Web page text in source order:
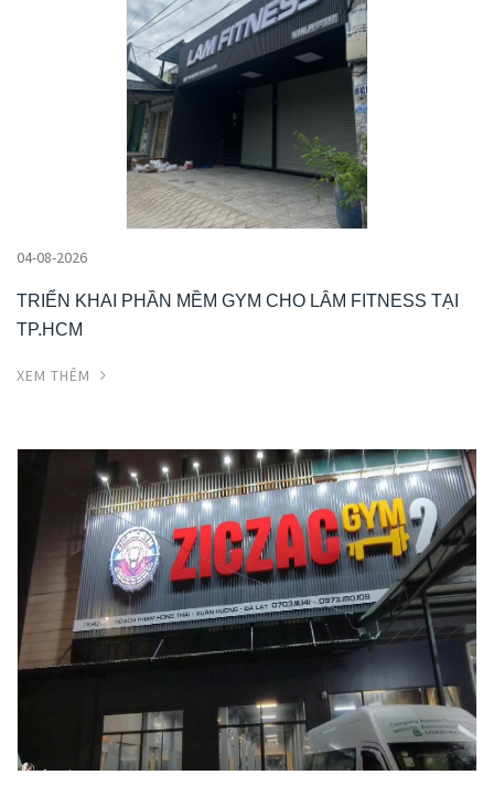
04-08-2026
TRIỂN KHAI PHẦN MỀM GYM CHO LÂM FITNESS TẠI
TP.HCM
XEM THÊM